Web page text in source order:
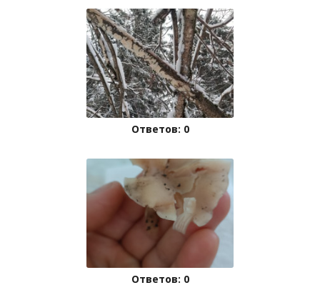
Ответов: 0
Ответов: 0